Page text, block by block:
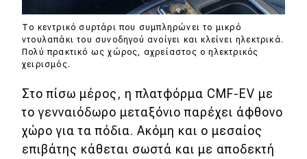
Το κεντρικό συρτάρι που συμπληρώνει το μικρό
ντουλαπάκι του συνοδηγού ανοίγει και κλείνει ηλεκτρικά.
Πολύ πρακτικό ως χώρος, αχρείαστος ο ηλεκτρικός
χειρισμός.
Στο πίσω μέρος, η πλατφόρμα CMF-EV με
το γενναιόδωρο μεταξόνιο παρέχει άφθονο
χώρο για τα πόδια. Ακόμη και ο μεσαίος
επιβάτης κάθεται σωστά και με αποδεκτή